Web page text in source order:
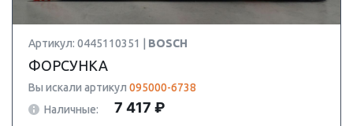
Артикул: 0445110351 | BOSCH
ФОРСУНКА
Вы искали артикул 095000-6738
Наличные:
7 417 ₽